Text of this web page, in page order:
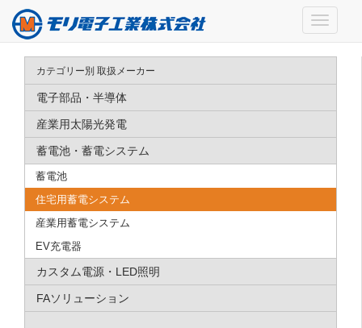
カテゴリー別 取扱メーカー
電子部品・半導体
産業用太陽光発電
蓄電池・蓄電システム
蓄電池
住宅用蓄電システム
産業用蓄電システム
EV充電器
カスタム電源・LED照明
FAソリューション